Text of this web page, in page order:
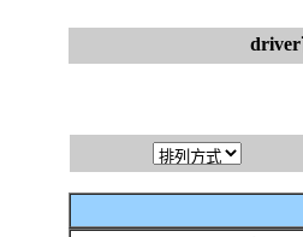
driver